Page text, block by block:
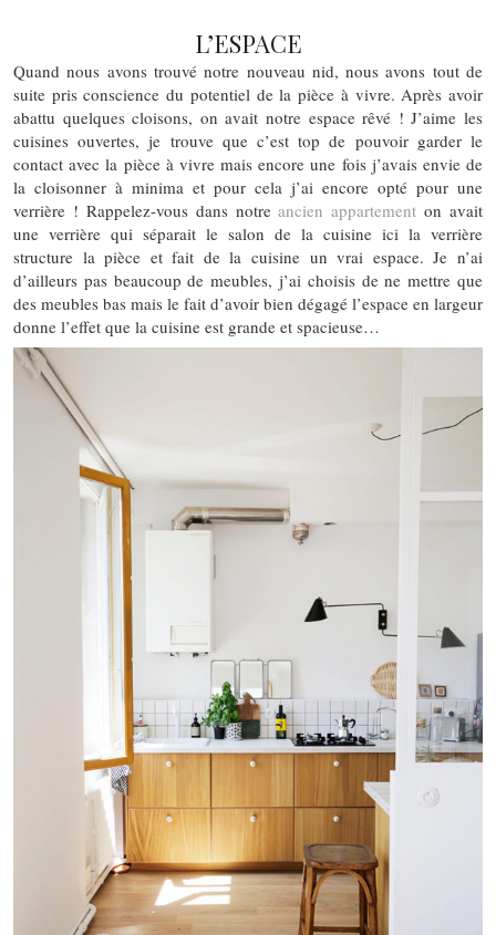
L’ESPACE
Quand nous avons trouvé notre nouveau nid, nous avons tout de
suite pris conscience du potentiel de la pièce à vivre. Après avoir
abattu quelques cloisons, on avait notre espace rêvé ! J’aime les
cuisines ouvertes, je trouve que c’est top de pouvoir garder le
contact avec la pièce à vivre mais encore une fois j’avais envie de
la cloisonner à minima et pour cela j’ai encore opté pour une
verrière ! Rappelez-vous dans notreancien appartement on avait
une verrière qui séparait le salon de la cuisine ici la verrière
structure la pièce et fait de la cuisine un vrai espace. Je n’ai
d’ailleurs pas beaucoup de meubles, j’ai choisis de ne mettre que
des meubles bas mais le fait d’avoir bien dégagé l’espace en largeur
donne l’effet que la cuisine est grande et spacieuse…